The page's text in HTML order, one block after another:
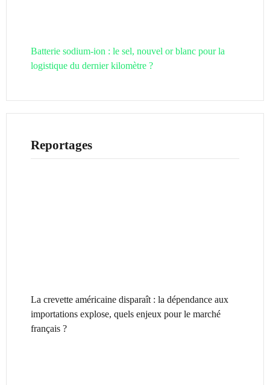
Batterie sodium-ion : le sel, nouvel or blanc pour la
logistique du dernier kilomètre ?
Reportages
La crevette américaine disparaît : la dépendance aux
importations explose, quels enjeux pour le marché
français ?